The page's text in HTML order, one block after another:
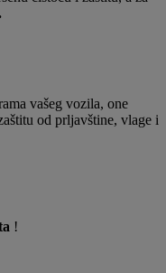
vašeg vozila, one
od prljavštine, vlage i
!